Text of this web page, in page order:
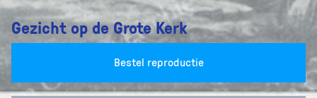
Gezicht op de Grote Kerk
Bestel reproductie